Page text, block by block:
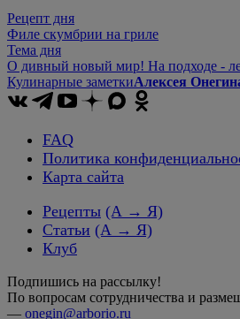
Рецепт дня
Филе скумбрии на гриле
Тема дня
О дивный новый мир! На подходе -
Кулинарные заметкиАлексея
FAQ
Политика
Карта сайта
Рецепты (А → Я)
Статьи (А → Я)
Клуб
Подпишись на рассылку!
По вопросам сотрудничества и
— onegin@arborio.ru